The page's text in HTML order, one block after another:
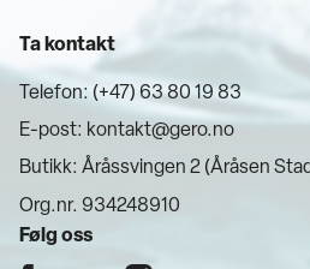
Ta kontakt
Telefon: (+47) 63 80 19 83
E-post: kontakt@gero.no
Butikk: Åråssvingen 2 (Åråsen
Org.nr. 934248910
Følg oss